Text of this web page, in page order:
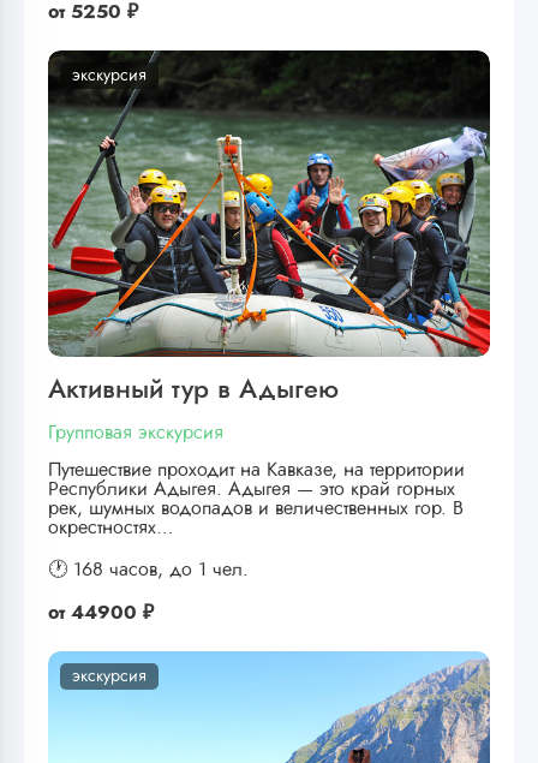
от 5250 ₽
экскурсия
Активный тур в Адыгею
Групповая экскурсия
Путешествие проходит на Кавказе, на территории
Республики Адыгея. Адыгея — это край горных
рек, шумных водопадов и величественных гор. В
окрестностях…
🕐 168 часов, до 1 чел.
от 44900 ₽
экскурсия